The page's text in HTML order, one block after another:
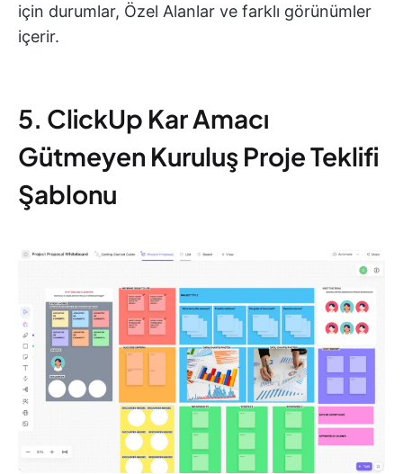
için durumlar, Özel Alanlar ve farklı görünümler
içerir.
5. ClickUp Kar Amacı
Gütmeyen Kuruluş Proje Teklifi
Şablonu